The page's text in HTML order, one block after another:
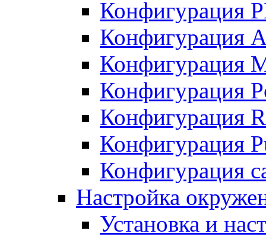
Конфигурация
Конфигурация
Конфигурация
Конфигурация
Конфигурация
Конфигурация
Конфигурация
Настройка
Установка и